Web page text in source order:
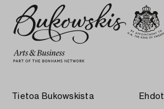
Tietoa Bukowskista Ehdot